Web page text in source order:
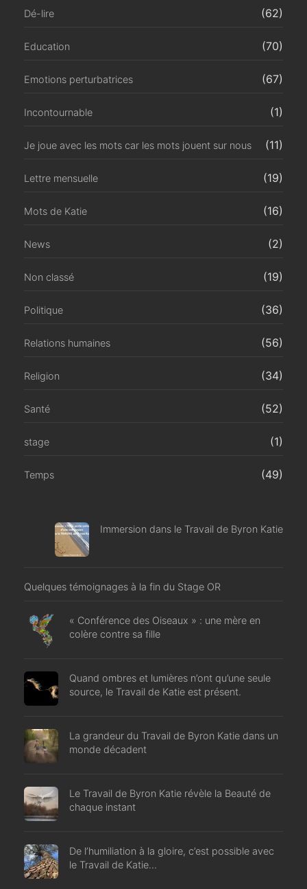
Dé-lire (62)
Education (70)
Emotions perturbatrices (67)
Incontournable (1)
Je joue avec les mots car les mots jouent sur nous (11)
Lettre mensuelle (19)
Mots de Katie (16)
News (2)
Non classé (19)
Politique (36)
Relations humaines (56)
Religion (34)
Santé (52)
stage (1)
Temps (49)
Immersion dans le Travail de Byron Katie
Quelques témoignages à la fin du Stage OR
« Conférence des Oiseaux » : une mère en
colère contre sa fille
Quand ombres et lumières n’ont qu’une seule
source, le Travail de Katie est présent.
La grandeur du Travail de Byron Katie dans un
monde décadent
Le Travail de Byron Katie révèle la Beauté de
chaque instant
De l’humiliation à la gloire, c’est possible avec
le Travail de Katie…